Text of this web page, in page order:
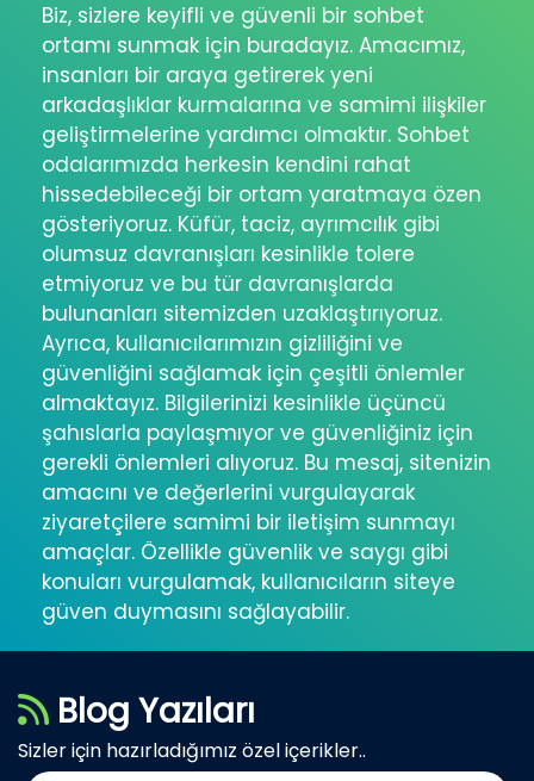
Biz, sizlere keyifli ve güvenli bir sohbet
ortamı sunmak için buradayız. Amacımız,
insanları bir araya getirerek yeni
arkadaşlıklar kurmalarına ve samimi ilişkiler
geliştirmelerine yardımcı olmaktır. Sohbet
odalarımızda herkesin kendini rahat
hissedebileceği bir ortam yaratmaya özen
gösteriyoruz. Küfür, taciz, ayrımcılık gibi
olumsuz davranışları kesinlikle tolere
etmiyoruz ve bu tür davranışlarda
bulunanları sitemizden uzaklaştırıyoruz.
Ayrıca, kullanıcılarımızın gizliliğini ve
güvenliğini sağlamak için çeşitli önlemler
almaktayız. Bilgilerinizi kesinlikle üçüncü
şahıslarla paylaşmıyor ve güvenliğiniz için
gerekli önlemleri alıyoruz. Bu mesaj, sitenizin
amacını ve değerlerini vurgulayarak
ziyaretçilere samimi bir iletişim sunmayı
amaçlar. Özellikle güvenlik ve saygı gibi
konuları vurgulamak, kullanıcıların siteye
güven duymasını sağlayabilir.
Blog Yazıları
Sizler için hazırladığımız özel içerikler..